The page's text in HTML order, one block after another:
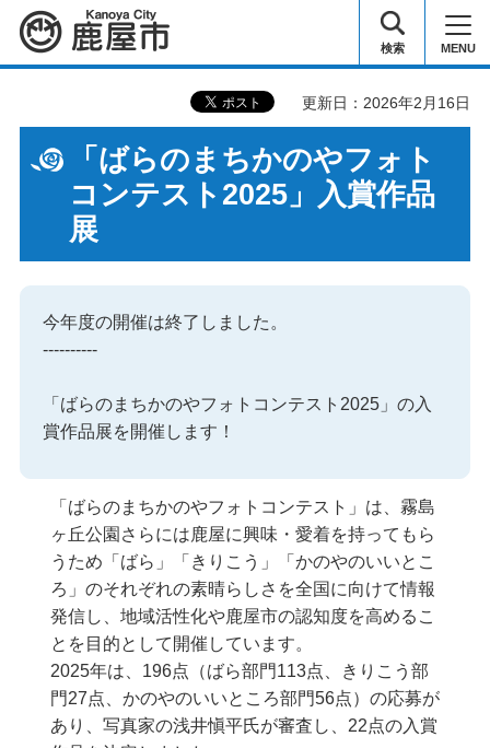
鹿屋市 検索 MENU
更新日：2026年2月16日
「ばらのまちかのやフォト
コンテスト2025」入賞作品
展
今年度の開催は終了しました。
----------
「ばらのまちかのやフォトコンテスト2025」の入
賞作品展を開催します！
「ばらのまちかのやフォトコンテスト」は、霧島
ヶ丘公園さらには鹿屋に興味・愛着を持ってもら
うため「ばら」「きりこう」「かのやのいいとこ
ろ」のそれぞれの素晴らしさを全国に向けて情報
発信し、地域活性化や鹿屋市の認知度を高めるこ
とを目的として開催しています。
2025年は、196点（ばら部門113点、きりこう部
門27点、かのやのいいところ部門56点）の応募が
あり、写真家の浅井愼平氏が審査し、22点の入賞